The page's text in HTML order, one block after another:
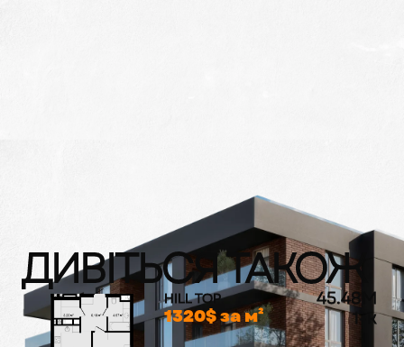
ДИВІТЬСЯ ТАКОЖ
HILL TOP
1320$ за м²
45.48 M
1-к